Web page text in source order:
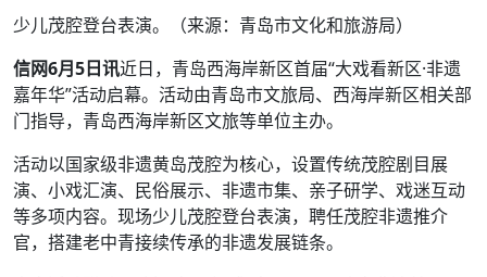
少儿茂腔登台表演。（来源：青岛市文化和旅游局）
信网6月5日讯近日，青岛西海岸新区首届“大戏看新区·非遗
嘉年华”活动启幕。活动由青岛市文旅局、西海岸新区相关部
门指导，青岛西海岸新区文旅等单位主办。
活动以国家级非遗黄岛茂腔为核心，设置传统茂腔剧目展
演、小戏汇演、民俗展示、非遗市集、亲子研学、戏迷互动
等多项内容。现场少儿茂腔登台表演，聘任茂腔非遗推介
官，搭建老中青接续传承的非遗发展链条。